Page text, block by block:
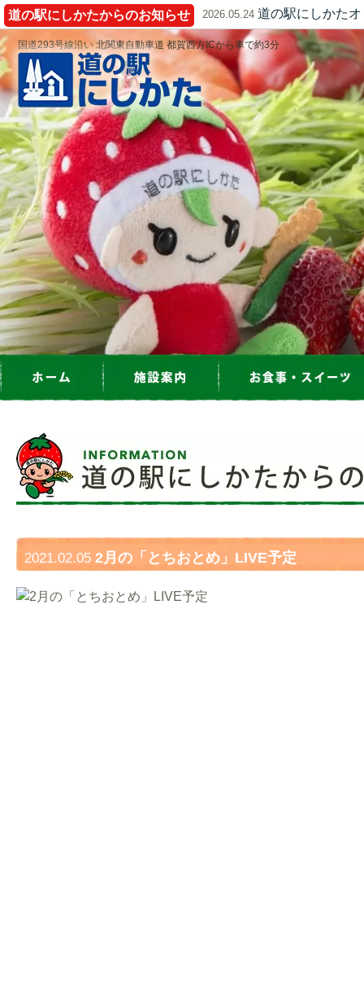
道の駅にしかたからのお知らせ 2026.05.24 道の駅にしかた
国道293号線沿い 北関東自動車道 都賀西方ICから車で約3分
2021.02.05 2月の「とちおとめ」LIVE予定